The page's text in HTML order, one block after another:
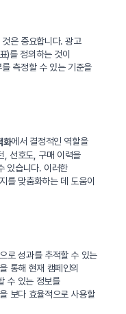
은 중요합니다. 광고
)를 정의하는 것이
측정할 수 있는 기준을
화에서 결정적인 역할을
, 선호도, 구매 이력을
있습니다. 이러한
를 맞춤화하는 데 도움이
로 성과를 추적할 수 있는
통해 현재 캠페인의
수 있는 정보를
보다 효율적으로 사용할